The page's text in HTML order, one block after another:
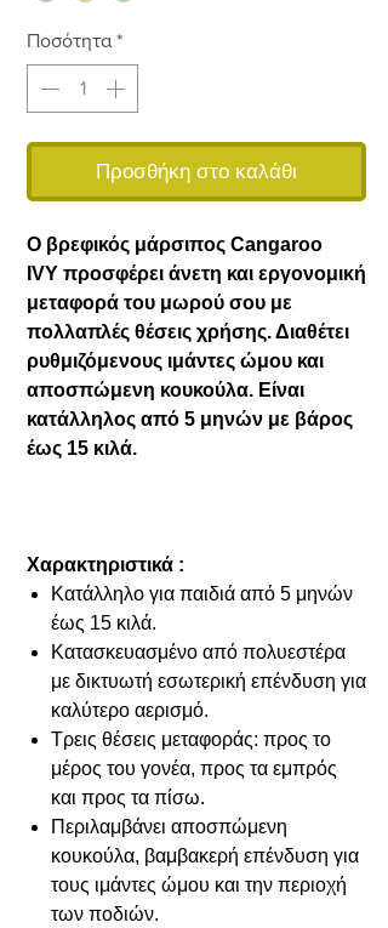
Ποσότητα *
Προσθήκη στο καλάθι
Ο βρεφικός μάρσιπος Cangaroo
IVY προσφέρει άνετη και εργονομική
μεταφορά του μωρού σου με
πολλαπλές θέσεις χρήσης. Διαθέτει
ρυθμιζόμενους ιμάντες ώμου και
αποσπώμενη κουκούλα. Είναι
κατάλληλος από 5 μηνών με βάρος
έως 15 κιλά.
Χαρακτηριστικά :
Κατάλληλο για παιδιά από 5 μηνών
έως 15 κιλά.
Κατασκευασμένο από πολυεστέρα
με δικτυωτή εσωτερική επένδυση για
καλύτερο αερισμό.
Τρεις θέσεις μεταφοράς: προς το
μέρος του γονέα, προς τα εμπρός
και προς τα πίσω.
Περιλαμβάνει αποσπώμενη
κουκούλα, βαμβακερή επένδυση για
τους ιμάντες ώμου και την περιοχή
των ποδιών.